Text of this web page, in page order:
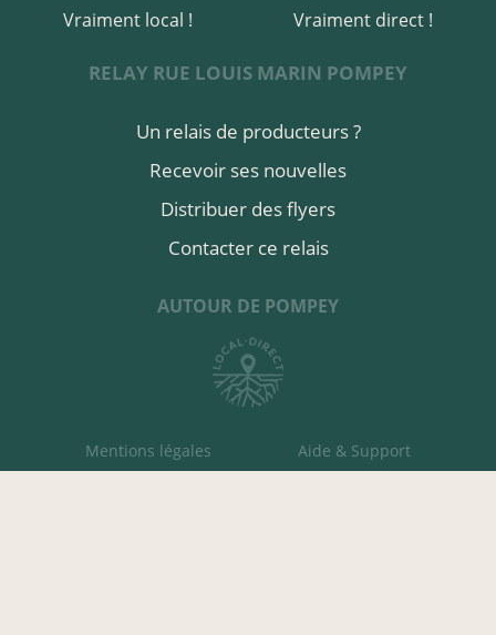
Vraiment local !
Vraiment direct !
RELAY RUE LOUIS MARIN POMPEY
Un relais de producteurs ?
Recevoir ses nouvelles
Distribuer des flyers
Contacter ce relais
AUTOUR DE POMPEY
Mentions légales Aide & Support